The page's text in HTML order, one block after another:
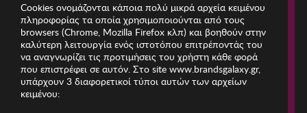
Cookies ονομάζονται κάποια πολύ μικρά αρχεία κειμένου
πληροφορίας τα οποία χρησιμοποιούνται από τους
browsers (Chrome, Mozilla Firefox κλπ) και βοηθούν στην
καλύτερη λειτουργία ενός ιστοτόπου επιτρέποντάς του
να αναγνωρίζει τις προτιμήσεις του χρήστη κάθε φορά
που επιστρέφει σε αυτόν. Στο site www.brandsgalaxy.gr,
υπάρχουν 3 διαφορετικοί τύποι αυτών των αρχείων
κειμένου: